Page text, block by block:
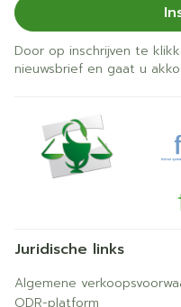
Door op inschrijven te
nieuwsbrief en gaat u
Juridische links
Algemene
ODR-platform